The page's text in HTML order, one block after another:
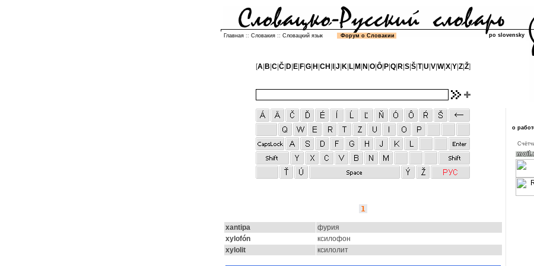
Главная :: Словакия :: Словацкий язык Форум о Словакии po slovensky
[A| B C| Č| D| E| F| G| H CH J K| L| M N O| Ô| P| Q| R| S| Š| T|U V| W|X| Y| Z| Ž]
1
xantipa
фурия
xylofón
ксилофон
xylolit
ксилолит
о